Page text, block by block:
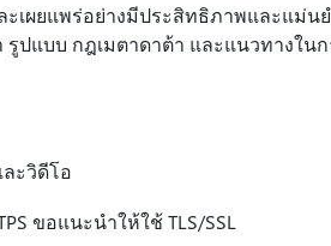
เผยแพร่อย่างมีประสิทธิภาพและแม่
รูปแบบ กฎเมตาดาต้า และแนวทางใ
ะวิดีโอ
ขอแนะนําให้ใช้ TLS/SSL